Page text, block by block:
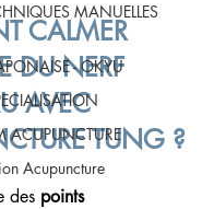
MANUELLES
- OKYU
ACUPUNCTURE
Acupuncture
CALMER
DU NERF
AVEC
TUNG ?
des points